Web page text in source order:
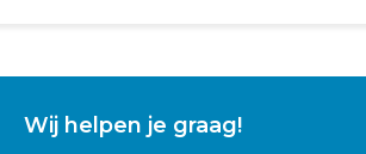
Wij helpen je graag!